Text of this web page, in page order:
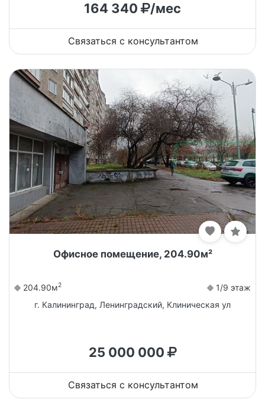
164 340 /мес
Связаться с консультантом
Офисное помещение, 204.90м²
204.90м2
1/9 этаж
г. Калининград, Ленинградский, Клиническая ул
25 000 000
Связаться с консультантом